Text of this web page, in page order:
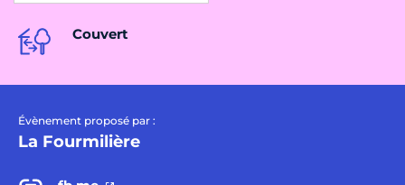
Couvert
Évènement proposé par :
La Fourmilière